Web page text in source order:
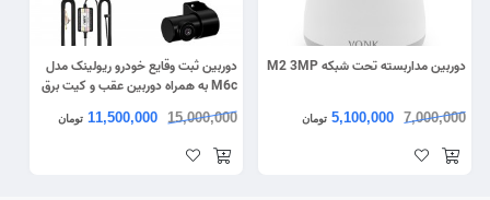
دوربین مداربسته تحت شبکه M2 3MP
7,000,000
5,100,000 تومان
دوربین ثبت وقایع خودرو ریولینک مدل
M6c به همراه دوربین عقب و کیت برق
مستقیم
15,000,000
11,500,000 تومان